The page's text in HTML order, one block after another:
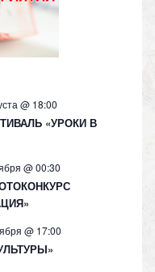
@ 18:00
«УРОКИ В
@ 00:30
@ 17:00